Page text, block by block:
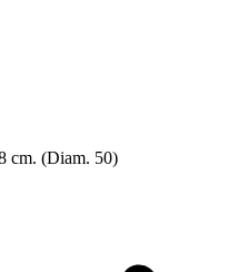
(Diam. 50)